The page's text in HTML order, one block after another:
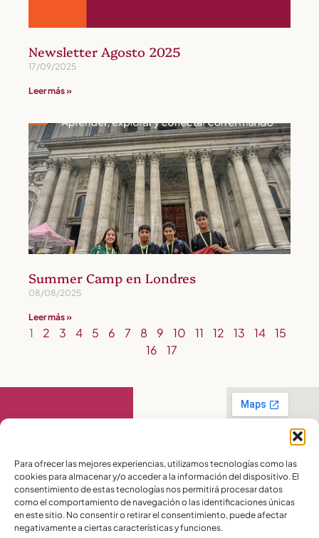
Para ofrecer las mejores experiencias, utilizamos tecnologías como las
cookies para almacenar y/o acceder a la información del dispositivo. El
consentimiento de estas tecnologías nos permitirá procesar datos
como el comportamiento de navegación o las identificaciones únicas
en este sitio. No consentir o retirar el consentimiento, puede afectar
negativamente a ciertas características y funciones.
Newsletter Agosto 2025
17/09/2025
Leer más »
Summer Camp en Londres
08/08/2025
Leer más »
1 2 3 4 5 6 7 8 9 10 11 12 13 14
15
16
17
Contáctanos
PBX:(04) 372 5220
Celular:099 016
2715
Celular:098 580
2370